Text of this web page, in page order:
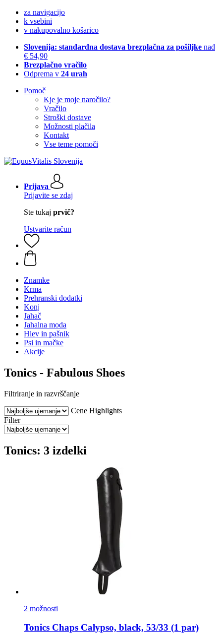
za navigacijo
k vsebini
v nakupovalno košarico
Slovenija: standardna dostava brezplačna za pošiljke nad
€ 54,90
Brezplačno vračilo
Odprema v 24 urah
Pomoč
Kje je moje naročilo?
Vračilo
Stroški dostave
Možnosti plačila
Kontakt
Vse teme pomoči
Prijava
Prijavite se zdaj
Ste tukaj prvič?
Ustvarite račun
Znamke
Krma
Prehranski dodatki
Konj
Jahač
Jahalna moda
Hlev in pašnik
Psi in mačke
Akcije
Tonics - Fabulous Shoes
Filtriranje in razvrščanje
Cene Highlights
Filter
Tonics: 3 izdelki
2 možnosti
Tonics Chaps Calypso, black, 53/33 (1 par)